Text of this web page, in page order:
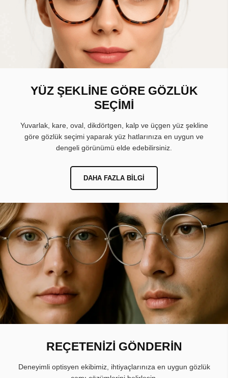
YÜZ ŞEKLİNE GÖRE GÖZLÜK
SEÇİMİ
Yuvarlak, kare, oval, dikdörtgen, kalp ve üçgen yüz şekline
göre gözlük seçimi yaparak yüz hatlarınıza en uygun ve
dengeli görünümü elde edebilirsiniz.
DAHA FAZLA BILGI
REÇETENİZİ GÖNDERİN
Deneyimli optisyen ekibimiz, ihtiyaçlarınıza en uygun gözlük